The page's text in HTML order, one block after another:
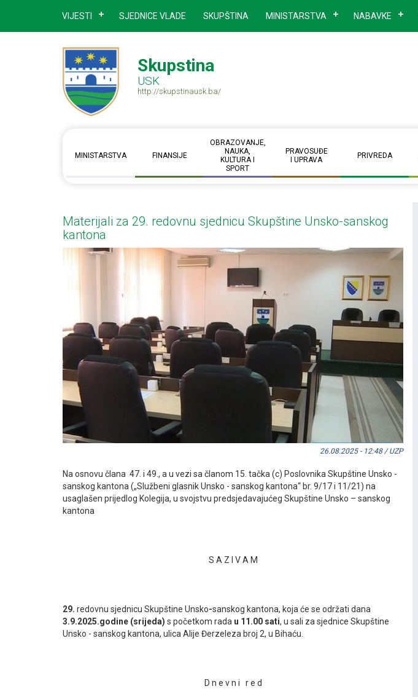
VIJESTI SJEDNICE VLADE SKUPŠTINA MINISTARSTVA NABAVKE
Skupstina
USK
http://skupstinausk.ba/
MINISTARSTVA FINANSIJE
OBRAZOVANJE,
NAUKA,
KULTURA I
SPORT
PRAVOSUĐE
I UPRAVA
PRIVREDA
Materijali za 29. redovnu sjednicu Skupštine Unsko-sanskog
kantona
26.08.2025 - 12:48 / UZP
Na osnovu člana 47. i 49., a u vezi sa članom 15. tačka (c) Poslovnika Skupštine Unsko -
sanskog kantona („Službeni glasnik Unsko - sanskog kantona“ br. 9/17 i 11/21) na
usaglašen prijedlog Kolegija, u svojstvu predsjedavajućeg Skupštine Unsko – sanskog
kantona
S A Z I V A M
29. redovnu sjednicu Skupštine Unsko-sanskog kantona, koja će se održati dana
3.9.2025.godine (srijeda) s početkom rada u 11.00 sati, u sali za sjednice Skupštine
Unsko - sanskog kantona, ulica Alije Đerzeleza broj 2, u Bihaću.
D n e v n i r e d